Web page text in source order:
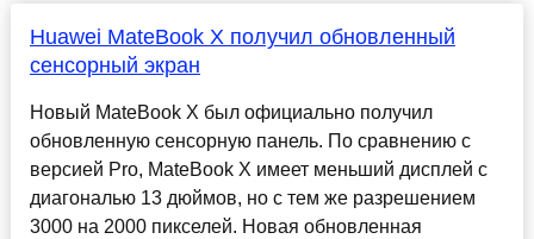
Huawei MateBook X получил обновленный
сенсорный экран
Новый MateBook X был официально получил
обновленную сенсорную панель. По сравнению с
версией Pro, MateBook X имеет меньший дисплей с
диагональю 13 дюймов, но с тем же разрешением
3000 на 2000 пикселей. Новая обновленная